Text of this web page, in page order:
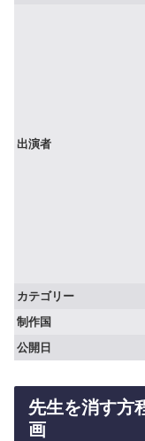
出演者
カテゴリー
制作国
公開日
先生を消す方
画